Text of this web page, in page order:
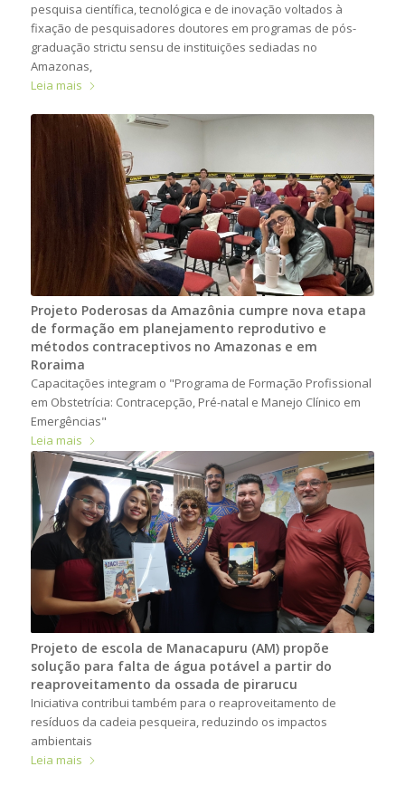
pesquisa científica, tecnológica e de inovação voltados à
fixação de pesquisadores doutores em programas de pós-
graduação strictu sensu de instituições sediadas no
Amazonas,
Leia mais
Projeto Poderosas da Amazônia cumpre nova etapa
de formação em planejamento reprodutivo e
métodos contraceptivos no Amazonas e em
Roraima
Capacitações integram o "Programa de Formação Profissional
em Obstetrícia: Contracepção, Pré-natal e Manejo Clínico em
Emergências"
Leia mais
Projeto de escola de Manacapuru (AM) propõe
solução para falta de água potável a partir do
reaproveitamento da ossada de pirarucu
Iniciativa contribui também para o reaproveitamento de
resíduos da cadeia pesqueira, reduzindo os impactos
ambientais
Leia mais